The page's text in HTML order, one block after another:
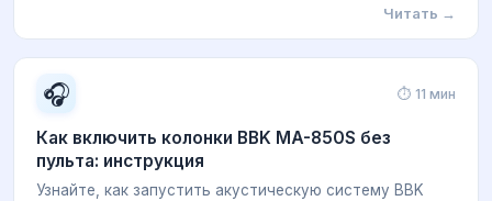
Читать →
🎧 ⏱ 11 мин
Как включить колонки BBK MA-850S без
пульта: инструкция
Узнайте, как запустить акустическую систему BBK